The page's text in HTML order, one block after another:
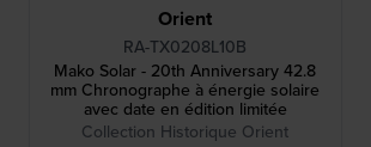
Orient
RA-TX0208L10B
Mako Solar - 20th Anniversary 42.8
mm Chronographe à énergie solaire
avec date en édition limitée
Collection Historique Orient